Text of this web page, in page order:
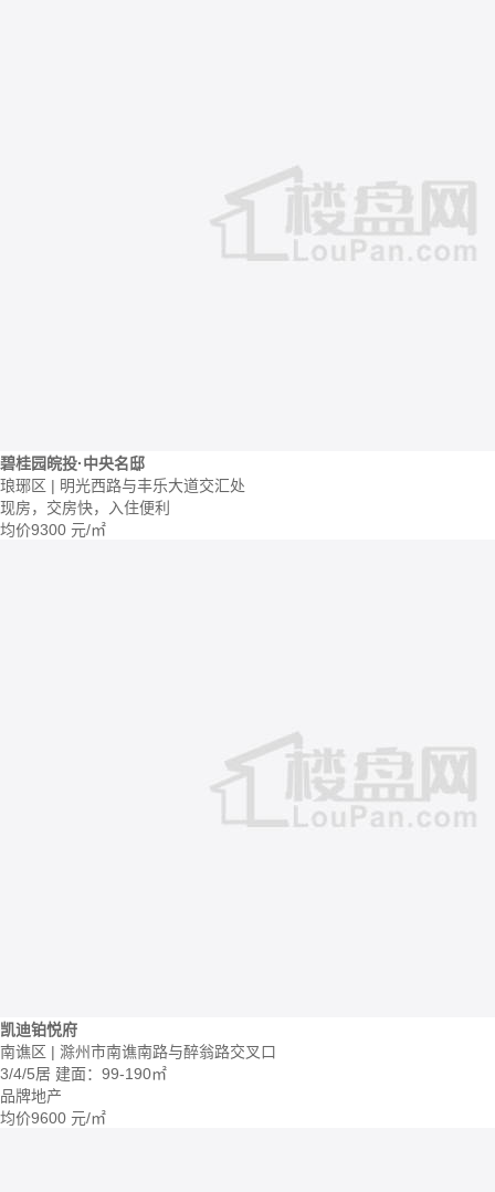
碧桂园皖投·中央名邸
琅琊区 | 明光西路与丰乐大道交汇处
现房，交房快，入住便利
均价9300 元/㎡
凯迪铂悦府
南谯区 | 滁州市南谯南路与醉翁路交叉口
3/4/5居 建面：99-190㎡
品牌地产
均价9600 元/㎡